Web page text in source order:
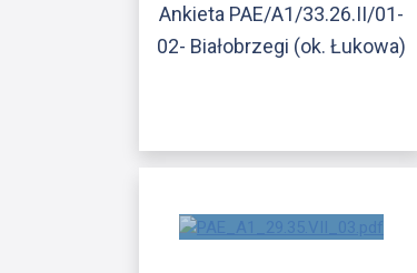
Ankieta PAE/A1/33.26.II/01-
02- Białobrzegi (ok. Łukowa)